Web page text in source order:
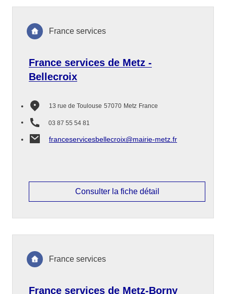
France services de Metz -
Bellecroix
13 rue de Toulouse 57070 Metz France
03 87 55 54 81
franceservicesbellecroix@mairie-metz.fr
France services
Consulter la fiche détail
France services de Metz-Borny
France services